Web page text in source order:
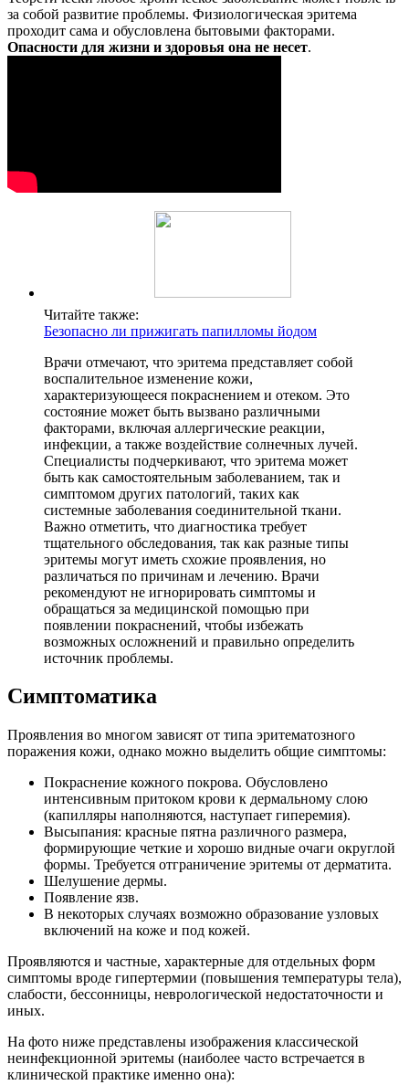
за собой развитие проблемы. Физиологическая эритема
проходит сама и обусловлена бытовыми факторами.
Опасности для жизни и здоровья она не несет.
Читайте также:
Безопасно ли прижигать папилломы йодом
Врачи отмечают, что эритема представляет собой
воспалительное изменение кожи,
характеризующееся покраснением и отеком. Это
состояние может быть вызвано различными
факторами, включая аллергические реакции,
инфекции, а также воздействие солнечных лучей.
Специалисты подчеркивают, что эритема может
быть как самостоятельным заболеванием, так и
симптомом других патологий, таких как
системные заболевания соединительной ткани.
Важно отметить, что диагностика требует
тщательного обследования, так как разные типы
эритемы могут иметь схожие проявления, но
различаться по причинам и лечению. Врачи
рекомендуют не игнорировать симптомы и
обращаться за медицинской помощью при
появлении покраснений, чтобы избежать
возможных осложнений и правильно определить
источник проблемы.
Симптоматика
Проявления во многом зависят от типа эритематозного
поражения кожи, однако можно выделить общие симптомы:
Покраснение кожного покрова. Обусловлено
интенсивным притоком крови к дермальному слою
(капилляры наполняются, наступает гиперемия).
Высыпания: красные пятна различного размера,
формирующие четкие и хорошо видные очаги округлой
формы. Требуется отграничение эритемы от дерматита.
Шелушение дермы.
Появление язв.
В некоторых случаях возможно образование узловых
включений на коже и под кожей.
Проявляются и частные, характерные для отдельных форм
симптомы вроде гипертермии (повышения температуры тела),
слабости, бессонницы, неврологической недостаточности и
иных.
На фото ниже представлены изображения классической
неинфекционной эритемы (наиболее часто встречается в
клинической практике именно она):